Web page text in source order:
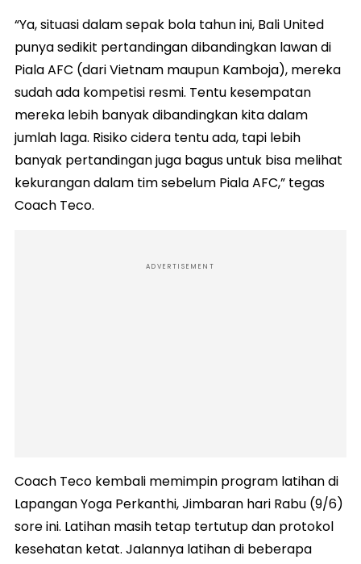
“Ya, situasi dalam sepak bola tahun ini, Bali United
punya sedikit pertandingan dibandingkan lawan di
Piala AFC (dari Vietnam maupun Kamboja), mereka
sudah ada kompetisi resmi. Tentu kesempatan
mereka lebih banyak dibandingkan kita dalam
jumlah laga. Risiko cidera tentu ada, tapi lebih
banyak pertandingan juga bagus untuk bisa melihat
kekurangan dalam tim sebelum Piala AFC,” tegas
Coach Teco.
ADVERTISEMENT
Coach Teco kembali memimpin program latihan di
Lapangan Yoga Perkanthi, Jimbaran hari Rabu (9/6)
sore ini. Latihan masih tetap tertutup dan protokol
kesehatan ketat. Jalannya latihan di beberapa